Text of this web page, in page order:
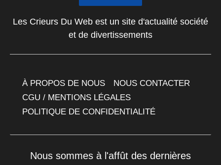
Les Crieurs Du Web est un site d'actualité société
et de divertissements
À PROPOS DE NOUS
NOUS CONTACTER
CGU / MENTIONS LÉGALES
POLITIQUE DE CONFIDENTIALITÉ
Nous sommes à l'affût des dernières